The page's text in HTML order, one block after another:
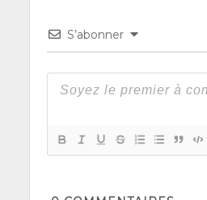
S’abonner